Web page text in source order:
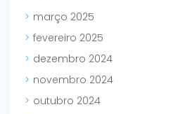
março 2025
fevereiro 2025
dezembro 2024
novembro 2024
outubro 2024